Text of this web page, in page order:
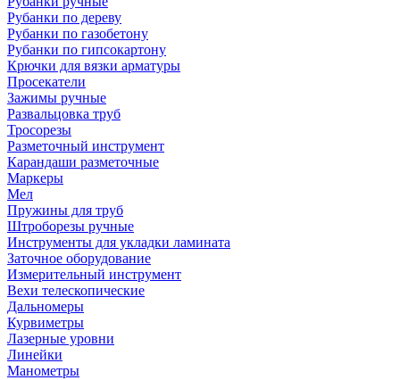
Рубанки по дереву
Рубанки по газобетону
Рубанки по гипсокартону
Крючки для вязки арматуры
Просекатели
Зажимы ручные
Развальцовка труб
Тросорезы
Разметочный инструмент
Карандаши разметочные
Маркеры
Мел
Пружины для труб
Штроборезы ручные
Инструменты для укладки ламината
Заточное оборудование
Измерительный инструмент
Вехи телескопические
Дальномеры
Курвиметры
Лазерные уровни
Линейки
Манометры